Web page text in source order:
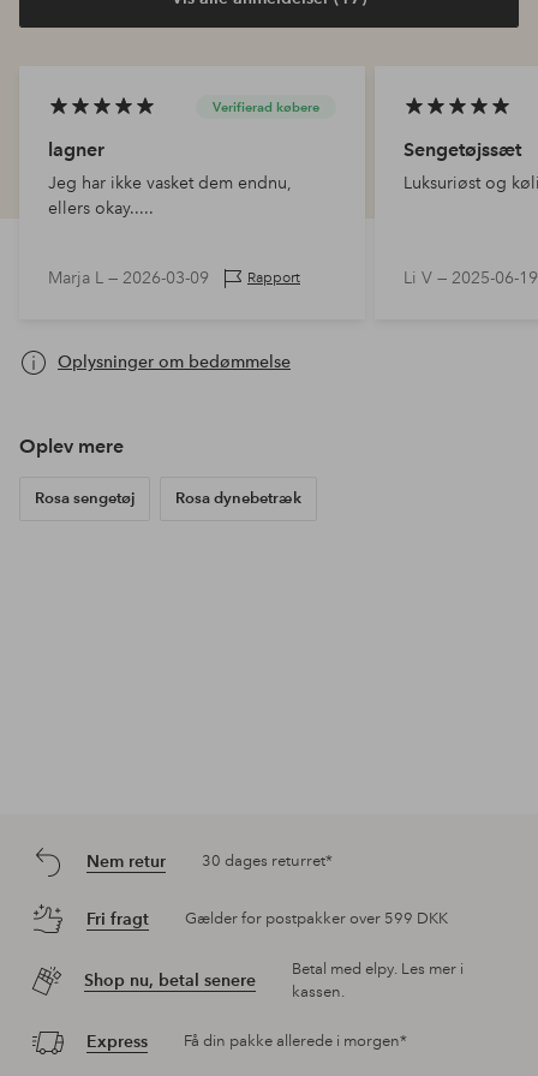
Verifierad købere
lagner
Jeg har ikke vasket dem endnu,
ellers okay.....
Marja L — 2026-03-09 Rapport
Sengetøjssæt
Luksuriøst og
Li V — 2025-06-19
Oplysninger om bedømmelse
Oplev mere
Rosa sengetøj Rosa dynebetræk
Nem retur 30 dages returret*
Fri fragt Gælder for postpakker over 599 DKK
Shop nu, betal senere
Betal med elpy. Les mer i
kassen.
Express Få din pakke allerede i morgen*